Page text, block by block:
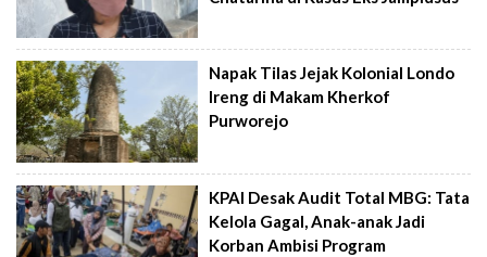
Napak Tilas Jejak Kolonial Londo
Ireng di Makam Kherkof
Purworejo
KPAI Desak Audit Total MBG: Tata
Kelola Gagal, Anak-anak Jadi
Korban Ambisi Program